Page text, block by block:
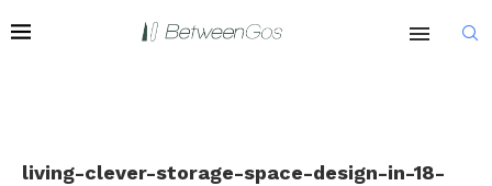
living-clever-storage-space-design-in-18-